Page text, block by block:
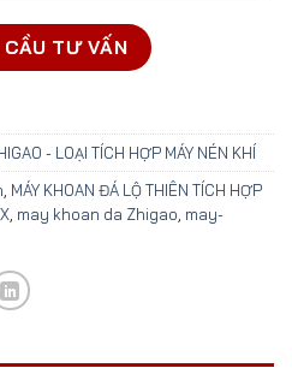
- LOẠI TÍCH HỢP MÁY NÉN KHÍ
MÁY KHOAN ĐÁ LỘ THIÊN TÍCH HỢP
may khoan da Zhigao may-